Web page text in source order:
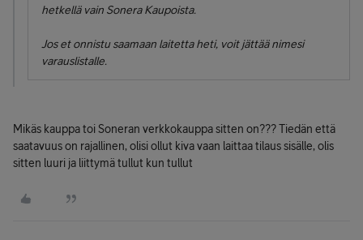
hetkellä vain Sonera Kaupoista.
Jos et onnistu saamaan laitetta heti, voit jättää nimesi
varauslistalle.
Mikäs kauppa toi Soneran verkkokauppa sitten on??? Tiedän että
saatavuus on rajallinen, olisi ollut kiva vaan laittaa tilaus sisälle, olis
sitten luuri ja liittymä tullut kun tullut